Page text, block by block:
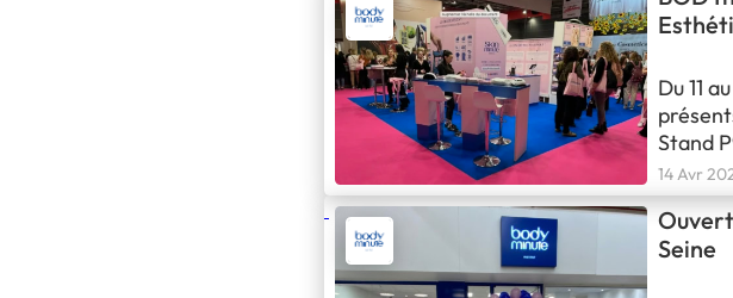
Du 11
Stand
Et
14 Avr
Seine